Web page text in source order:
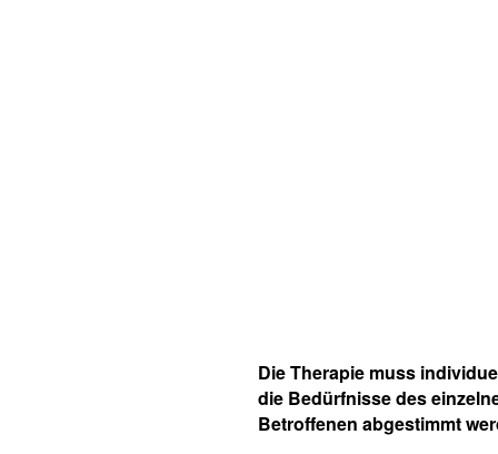
Die Therapie muss
die Bedürfnisse des
Betroffenen abgestimmt